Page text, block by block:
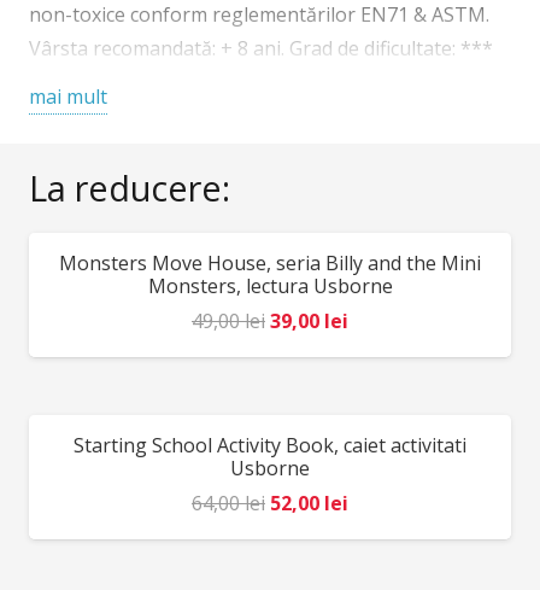
non-toxice conform reglementărilor EN71 & ASTM.
Vârsta recomandată: + 8 ani. Grad de dificultate: ***
Conține șnur, piese mici ce pot fi înghițite. A se utiliza
Producător: Fridolin, Germania.
mai mult
La reducere:
REDUCERI!
Monsters Move House, seria Billy and the Mini
Monsters, lectura Usborne
49,00leiPrețul
inițial
49,00 lei.
39,00 lei
curent
REDUCERI!
Starting School Activity Book, caiet activitati
Usborne
64,00lei Prețul
inițial
52,00 lei
curent